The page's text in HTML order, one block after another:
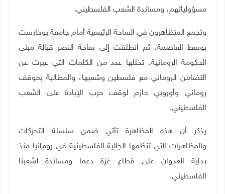
مسؤولياتهم، ومساندة الشعب الفلسطيني.
وتجمع المتظاهرون في الساحة الرئيسية أمام جامعة بوخارست
بوسط العاصمة، ثم انطلقت إلى ساحة النصر قبالة مبنى
الحكومة الرومانية، تخللها عدد من الكلمات التي عبرت عن
التضامن الروماني مع فلسطين وشعبها، والمطالبة بموقف
روماني وأوروبي حازم لوقف حرب الإبادة على الشعب
الفلسطيني.
يذكر أن هذه المظاهرة تأتي ضمن سلسلة التحركات
والمظاهرات التي تنظمها الجالية الفلسطينية في رومانيا منذ
بداية العدوان على قطاع غزة دعما ومساندة لشعبنا
الفلسطيني.